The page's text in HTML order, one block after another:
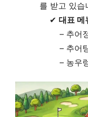
를 받고 있습
✔ 대표 메
– 추어정
– 추어탕
– 농우렁